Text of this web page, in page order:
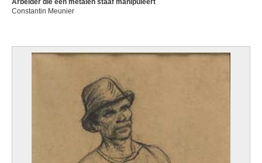
Arbeider die een metalen staaf manipuleert
Constantin Meunier